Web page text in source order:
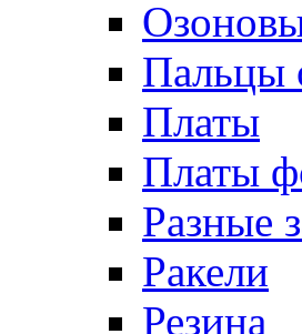
Пальцы
Платы
Платы
Разные
Ракели
Резина